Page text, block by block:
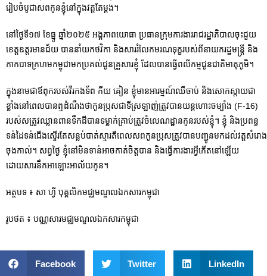
រៀបចំបូជាសពកូនខ្ញុំនៅក្នុងវត្តតែម្ដង។
នៅថ្ងៃទី១៧ ខែធ្នូ ឆ្នាំ២០២៥ អង្គភាពយោធា ប្រធានក្រុមការងាររាជរដ្ឋាភិបាលចុះជួយ
ខេត្តឧត្តរមានជ័យ បាននាំយកថវិកា និងសាររំលែកមរណទុក្ខរបស់ពីនាយករដ្ឋមន្រ្តី និង
កាកបាទក្រហមកម្ពុជាមកប្រគល់ជូនគ្រួសារខ្ញុំ ដែលបានធ្វើពលីកម្មជូនជាតិមាតុភូមិ។
ក្នុងនាមជាឪពុករបស់វីរកងទ័ព កឺយ គៀន ខ្ញុំមានអារម្មណ៍ឈឺចាប់ និងសោកស្តាយជា
ខ្លាំងនៅពេលបានឮដំណឹងថាកូនប្រុសជាទីស្រឡាញ់ត្រូវបានយន្តហោះចម្បាំង (F-16)
របស់សត្រូវឈ្លាន​ពាន​​ទឹកដីបានទម្លាក់គ្រាប់ត្រូវចំលេណដ្ឋានកូនរបស់ខ្ញុំ។ ខ្ញុំ និងប្រពន្ធ
ទន់ដៃទន់ជើងស្ទើរតែសន្លប់បាត់ស្មារតីពេលសពកូនប្រុសត្រូវបានបញ្ជូនមកដល់វត្តសំរោង
ចុងកាល់។ សព្វថ្ងៃ ខ្ញុំនៅមិនទាន់អាចកាត់ចិត្តបាន និងធ្វើការងារអ្វីកើតនៅឡើយ
ដោយសារនឹកអាឡោះអាល័យកូន។
អត្ថបទ ៖ សា ហ្វី បុគ្គលិកមជ្ឈមណ្ឌលឯកសារកម្ពុជា
រូបថត ៖ បណ្ណសារមជ្ឈមណ្ឌលឯកសារកម្ពុជា
Facebook Twitter LinkedIn